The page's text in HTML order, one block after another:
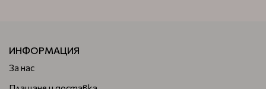
ИНФОРМАЦИЯ
За нас